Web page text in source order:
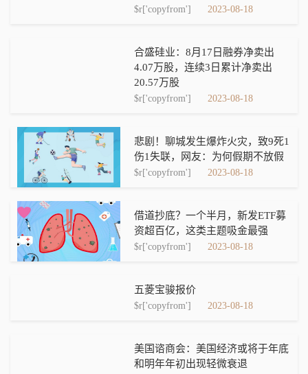
$r['copyfrom'] 2023-08-18
合盛硅业：8月17日融券净卖出
4.07万股，连续3日累计净卖出
20.57万股
$r['copyfrom'] 2023-08-18
悲剧！聊城发生爆炸火灾，致9死1
伤1失联，网友：为何假期不放假
$r['copyfrom'] 2023-08-18
借道抄底？一个半月，新发ETF募
资超百亿，这类主题吸金最强
$r['copyfrom'] 2023-08-18
五菱宝骏报价
$r['copyfrom'] 2023-08-18
美国谘商会：美国经济或将于年底
和明年年初出现轻微衰退